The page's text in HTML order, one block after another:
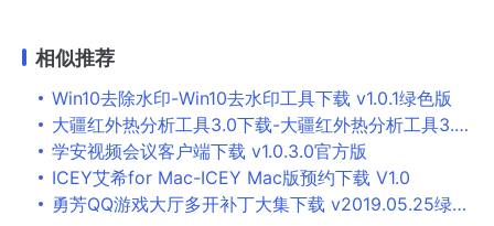
相似推荐
Win10去除水印-Win10去水印工具下载 v1.0.1绿色版
大疆红外热分析工具3.0下载-大疆红外热分析工具3.0 V3.0.2 官方版
学安视频会议客户端下载 v1.0.3.0官方版
ICEY艾希for Mac-ICEY Mac版预约下载 V1.0
勇芳QQ游戏大厅多开补丁大集下载 v2019.05.25绿色版